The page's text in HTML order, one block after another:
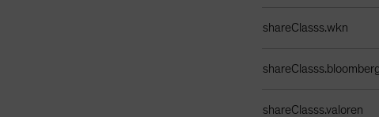
shareClasss.wkn
shareClasss.valoren